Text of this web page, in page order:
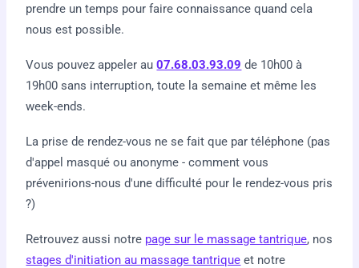
prendre un temps pour faire connaissance quand cela
nous est possible.
Vous pouvez appeler au07.68.03.93.09 de 10h00 à
19h00 sans interruption, toute la semaine et même les
week-ends.
La prise de rendez-vous ne se fait que par téléphone (pas
d'appel masqué ou anonyme - comment vous
prévenirions-nous d'une difficulté pour le rendez-vous pris
?)
Retrouvez aussi notre page sur le massage tantrique, nos
stages d'initiation au massage tantrique et notre